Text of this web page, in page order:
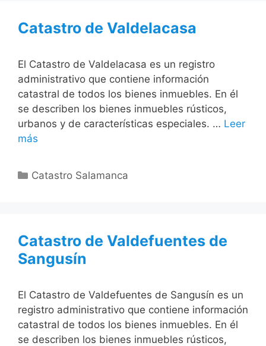
Catastro de Valdelacasa
El Catastro de Valdelacasa es un registro
administrativo que contiene información
catastral de todos los bienes inmuebles. En él
se describen los bienes inmuebles rústicos,
urbanos y de características especiales. … Leer
más
Categorías
Catastro Salamanca
Catastro de Valdefuentes de
Sangusín
El Catastro de Valdefuentes de Sangusín es un
registro administrativo que contiene información
catastral de todos los bienes inmuebles. En él
se describen los bienes inmuebles rústicos,